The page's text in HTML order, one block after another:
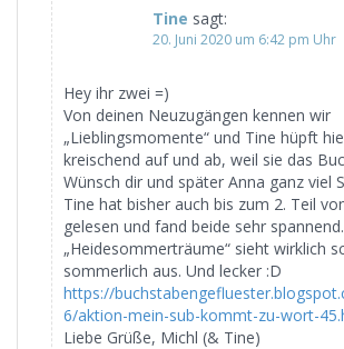
Tine sagt:
20. Juni 2020 um 6:42 pm Uhr
Hey ihr zwei =)
Von deinen Neuzugängen kennen wir
„Lieblingsmomente“ und Tine hüpft
kreischend auf und ab, weil sie das
Wünsch dir und später Anna ganz viel
Tine hat bisher auch bis zum 2. Teil
gelesen und fand beide sehr spannend.
„Heidesommerträume“ sieht wirklich
sommerlich aus. Und lecker :D
https://
6/aktion-mein-sub-kommt-zu-wort-
Liebe Grüße, Michl (& Tine)